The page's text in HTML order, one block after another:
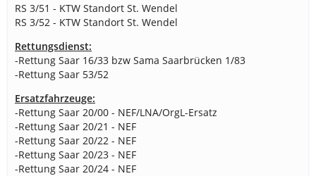
RS 3/51 - KTW Standort St. Wendel
RS 3/52 - KTW Standort St. Wendel
Rettungsdienst:
-Rettung Saar 16/33 bzw Sama Saarbrücken 1/83
-Rettung Saar 53/52
Ersatzfahrzeuge:
-Rettung Saar 20/00 - NEF/LNA/OrgL-Ersatz
-Rettung Saar 20/21 - NEF
-Rettung Saar 20/22 - NEF
-Rettung Saar 20/23 - NEF
-Rettung Saar 20/24 - NEF